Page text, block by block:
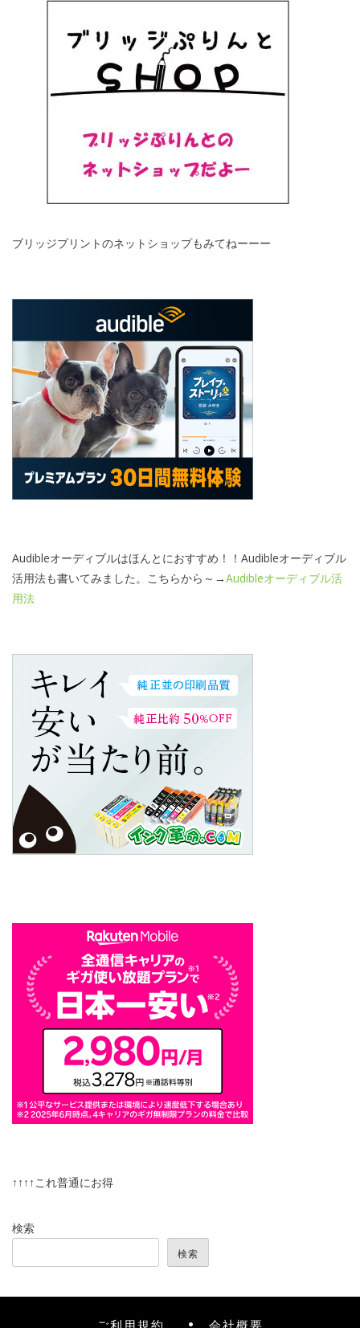
ブリッジプリントのネットショップもみてねーーー
Audibleオーディブルはほんとにおすすめ！！Audibleオーディブル
活用法も書いてみました。こちらから～→Audibleオーディブル活
用法
↑↑↑↑これ普通にお得
検索
検索
ご利用規約 会社概要